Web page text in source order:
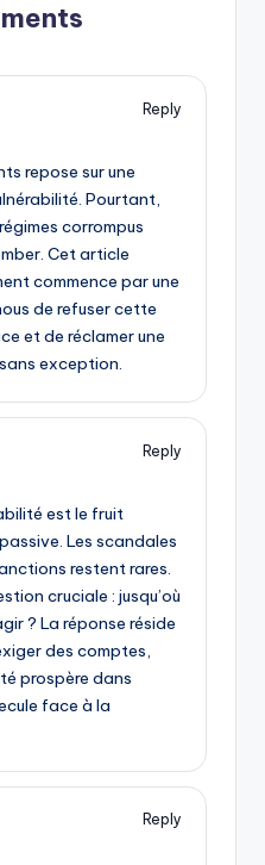
Reply
repose sur une
Pourtant,
corrompus
Cet article
commence par une
de refuser cette
et de réclamer une
exception.
Reply
est le fruit
Les scandales
restent rares.
cruciale : jusqu’où
? La réponse réside
des comptes,
prospère dans
face à la
Reply